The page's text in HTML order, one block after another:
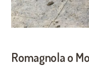
Romagnola o